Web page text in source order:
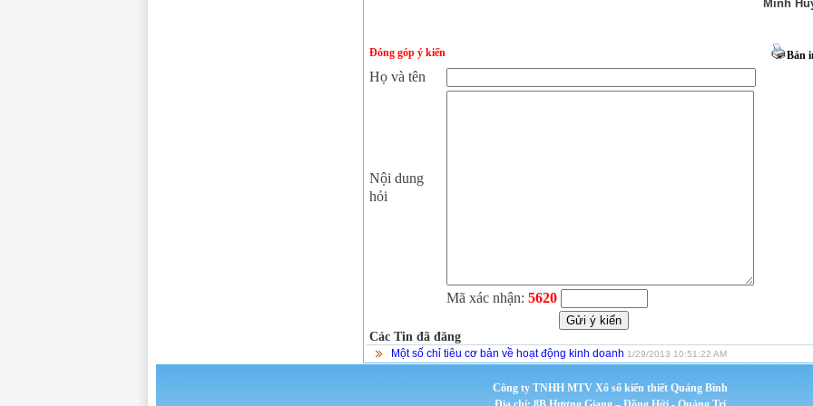
Minh
Đóng góp ý kiến Bản
Họ và tên
Nội dung
hỏi
Mã xác nhận: 5620
Các Tin đã đăng
Một số chỉ tiêu cơ bản về hoạt động kinh doanh 1/29/2013 10:51:22 AM
Công ty TNHH MTV Xổ số kiến thiết Quảng Bình